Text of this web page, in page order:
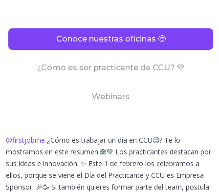
Conoce nuestras oficinas 🤩
¿Cómo es ser practicante de CCU? 💚
Webinars
@firstjobme ¿Cómo es trabajar un día en CCU🧐? Te lo
mostramos en este resumen.🙈💚 Los practicantes destacan por
sus ideas e innovación. ✨ Este 1 de febrero los celebramos a
ellos, porque se viene el Día del Practicante y CCU es Empresa
Sponsor. 🎉🥳 Si también quieres formar parte del team, postula